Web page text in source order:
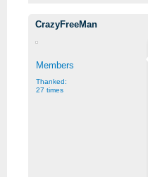
CrazyFreeMan
Members
Thanked:
27 times